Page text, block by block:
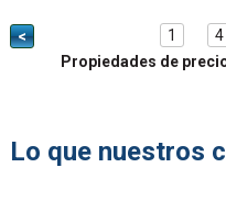
< 1 4
Propiedades de
Lo que nuestros